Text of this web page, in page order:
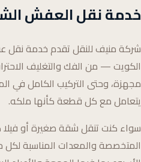
خدمة نقل العفش
شركة منيف للنقل تقدم خدمة
الكويت — من الفك والتغليف
مجهزة، وحتى التركيب الكامل في
يتعامل مع كل قطعة كأنها ملكه.
سواء كنت تنقل شقة صغيرة أو فيلا
المتخصصة والمعدات المناسبة